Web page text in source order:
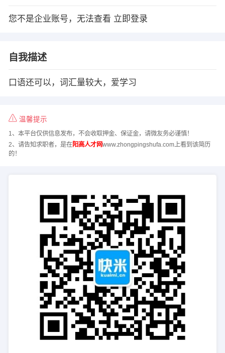
您不是企业账号，无法查看 立即登录
自我描述
口语还可以，词汇量较大，爱学习
温馨提示
1、本平台仅供信息发布，不会收取押金、保证金，请微友务必谨慎！
2、请告知求职者，是在阳高人才网www.zhongpingshufa.com上看到该简历
的！